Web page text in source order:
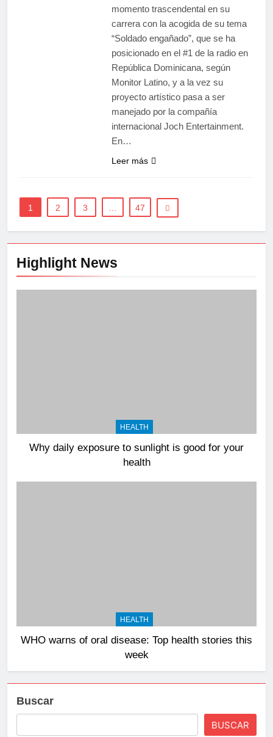
Highlight News
HEALTH
Why daily exposure to sunlight is good for your
health
HEALTH
WHO warns of oral disease: Top health stories this
week
momento trascendental en su
carrera con la acogida de su tema
“Soldado engañado”, que se ha
posicionado en el #1 de la radio en
República Dominicana, según
Monitor Latino, y a la vez su
proyecto artístico pasa a ser
manejado por la compañía
internacional Joch Entertainment.
En…
Leer más
1 2 3 47
Buscar
BUSCAR